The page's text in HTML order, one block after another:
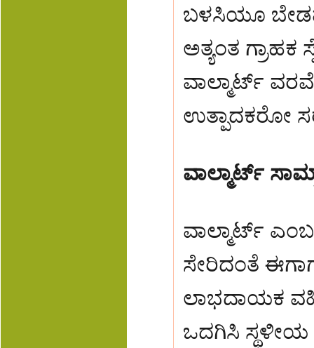
ಬಳಸಿಯೂ
ಅತ್ಯಂತ
ವಾಲ್ಮಾರ್ಟ್
ಉತ್ಪಾದಕರೋ
ವಾಲ್ಮಾರ್ಟ್
ವಾಲ್ಮಾರ್ಟ್
ಸೇರಿದಂತೆ
ಲಾಭದಾಯಕ
ಒದಗಿಸಿ ಸ್ಥಳೀಯ